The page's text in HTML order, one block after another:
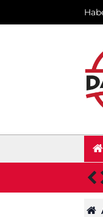
huzurevinden